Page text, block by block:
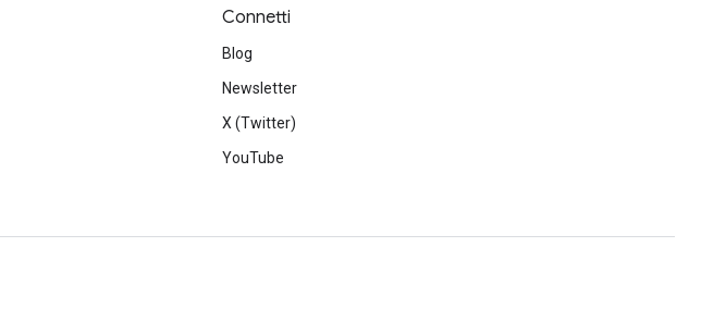
Connetti
Blog
Newsletter
X (Twitter)
YouTube